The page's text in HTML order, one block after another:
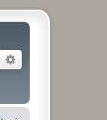
Cerca